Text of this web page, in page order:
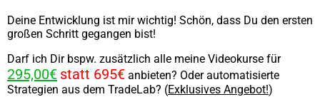
Deine Entwicklung ist mir wichtig! Schön, dass Du den ersten
großen Schritt gegangen bist!
Darf ich Dir bspw. zusätzlich alle meine Videokurse für
295,00€ statt 695€ anbieten? Oder automatisierte
Strategien aus dem TradeLab? (Exklusives Angebot!)